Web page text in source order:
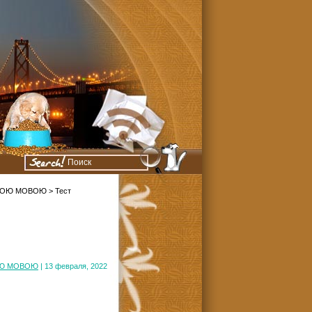
МОВОЮ > Тест
МОВОЮ | 13 февраля, 2022